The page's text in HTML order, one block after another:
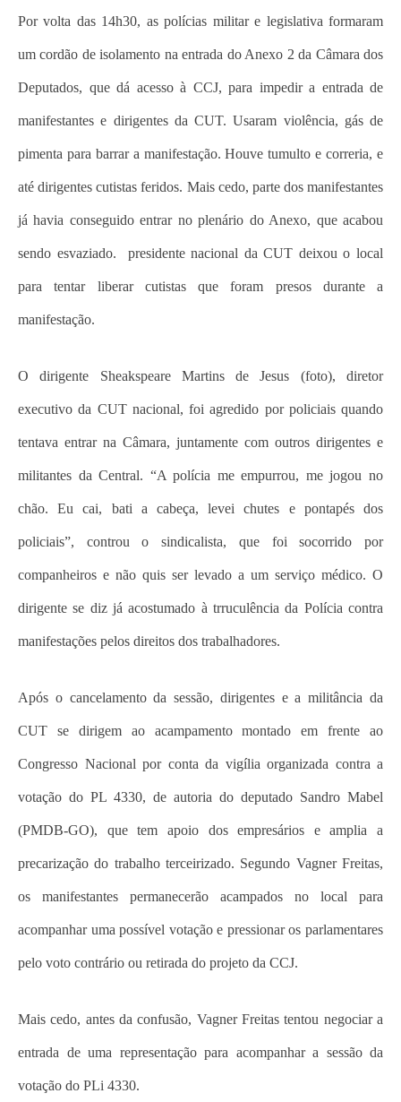
Por volta das 14h30, as polícias militar e legislativa formaram
um cordão de isolamento na entrada do Anexo 2 da Câmara dos
Deputados, que dá acesso à CCJ, para impedir a entrada de
manifestantes e dirigentes da CUT. Usaram violência, gás de
pimenta para barrar a manifestação. Houve tumulto e correria, e
até dirigentes cutistas feridos. Mais cedo, parte dos manifestantes
já havia conseguido entrar no plenário do Anexo, que acabou
sendo esvaziado. presidente nacional da CUT deixou o local
para tentar liberar cutistas que foram presos durante a
manifestação.
O dirigente Sheakspeare Martins de Jesus (foto), diretor
executivo da CUT nacional, foi agredido por policiais quando
tentava entrar na Câmara, juntamente com outros dirigentes e
militantes da Central. “A polícia me empurrou, me jogou no
chão. Eu cai, bati a cabeça, levei chutes e pontapés dos
policiais”, controu o sindicalista, que foi socorrido por
companheiros e não quis ser levado a um serviço médico. O
dirigente se diz já acostumado à trruculência da Polícia contra
manifestações pelos direitos dos trabalhadores.
Após o cancelamento da sessão, dirigentes e a militância da
CUT se dirigem ao acampamento montado em frente ao
Congresso Nacional por conta da vigília organizada contra a
votação do PL 4330, de autoria do deputado Sandro Mabel
(PMDB-GO), que tem apoio dos empresários e amplia a
precarização do trabalho terceirizado. Segundo Vagner Freitas,
os manifestantes permanecerão acampados no local para
acompanhar uma possível votação e pressionar os parlamentares
pelo voto contrário ou retirada do projeto da CCJ.
Mais cedo, antes da confusão, Vagner Freitas tentou negociar a
entrada de uma representação para acompanhar a sessão da
votação do PLi 4330.